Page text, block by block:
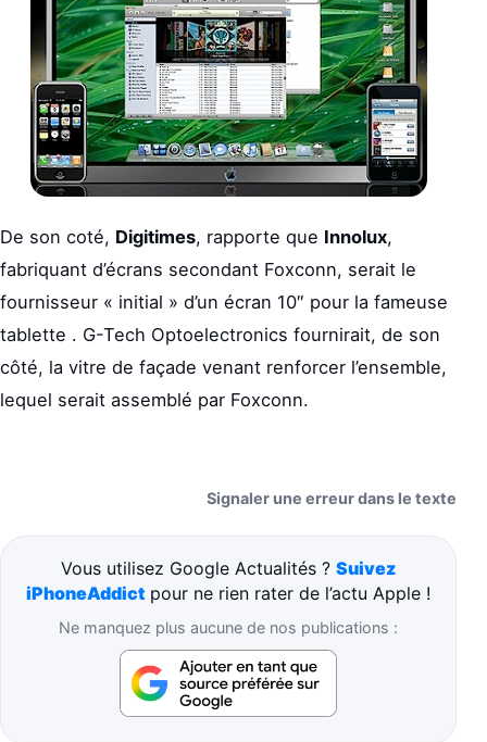
De son coté, Digitimes, rapporte que Innolux,
fabriquant d’écrans secondant Foxconn, serait le
fournisseur « initial » d’un écran 10″ pour la fameuse
tablette . G-Tech Optoelectronics fournirait, de son
côté, la vitre de façade venant renforcer l’ensemble,
lequel serait assemblé par Foxconn.
Signaler une erreur dans le texte
Vous utilisez Google Actualités ? Suivez
iPhoneAddict pour ne rien rater de l’actu Apple !
Ne manquez plus aucune de nos publications :